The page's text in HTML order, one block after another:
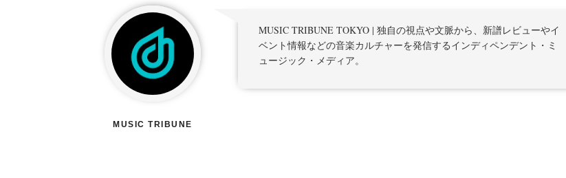
MUSIC TRIBUNE
MUSIC TRIBUNE TOKYO | 独自の視点や文脈から、新譜レビューやイ
ベント情報などの音楽カルチャーを発信するインディペンデント・ミ
ュージック・メディア。